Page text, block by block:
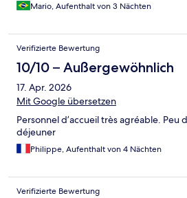
Mario, Aufenthalt von 3 Nächten
Verifizierte Bewertung
10/10 – Außergewöhnlich
17. Apr. 2026
Mit Google übersetzen
Personnel d’accueil très agréable. Peu
déjeuner
Philippe, Aufenthalt von 4 Nächten
Verifizierte Bewertung